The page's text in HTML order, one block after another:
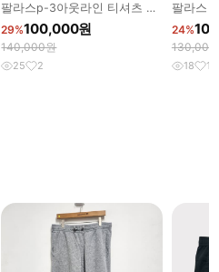
팔라스p-3아웃라인 티셔츠 블
랙
29%100,000원
140,000원
25 2
팔라스
24%
130,000
18 1